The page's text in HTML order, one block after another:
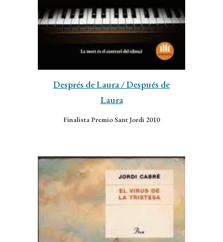
Després de Laura/ Después de
Laura
Finalista Premio Sant Jordi 2010